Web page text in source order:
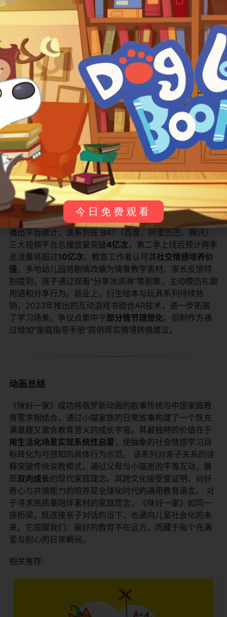
要角色介绍​
身份/特点 角色特点简介
饼干 小猫哥哥/领导者 善于组织行动，遇事冷静思考，
小猫姐姐/创意者 想象力丰富，常提出新颖解决
布丁 小猫弟弟/实践者 动手能力强，喜欢将想法付诸
猫爸爸 家庭引导者 采用启发式教育，鼓励探索而非
猫妈妈 情感维系者 通过日常活动传递关爱与安全感
观众反馈与影响
《咪好一家》播出后成为家庭教育类动画的标杆作品。据
播出平台统计，该系列在 BAT（百度、阿里巴巴、腾讯）
三大视频平台总播放量突破​​4亿次​ ​，第二季上线后预计两季
总流量将超过​​10亿次​​。教育工作者认可其​​社交情感培养价
值​ ​，多地幼儿园将剧情改编为情景教学素材。家长反馈特
别提到，孩子通过观看"分享冰淇淋"等剧集，主动模仿礼貌
用语和分享行为。商业上，衍生绘本与玩具系列持续热
销，2023年推出的互动游戏书结合AR技术，进一步拓展
了学习场景。争议点集中于​​部分情节理想化​ ​，但制作方通
过增加"家庭指导手册"提供现实情境转换建议。
动画总结
《咪好一家》成功将俄罗斯动画的叙事传统与中国家庭教
育需求相结合，通过小猫家族的日常故事构建了一个既充
满童趣又富含教育意义的成长宇宙。其最独特的价值在于​
用生活化场景实现系统性启蒙​ ​，使抽象的社会情感学习目
标转化为可感知的具体行为示范。 该系列对亲子关系的诠
释突破传统说教模式，通过父母与小猫崽的平等互动，展
现​​双向成长​​的现代家庭理念。其跨文化接受度证明，对好
奇心与共情能力的培养是全球化时代的通用教育语言。 对
于寻求高质量陪伴素材的家庭而言，《咪好一家》如同一
座桥梁，既连接亲子对话的当下，也通向儿童社会化的未
来。它提醒我们：最好的教育不在远方，而藏于每个充满
爱与耐心的日常瞬间。
相关推荐:
今日免费观看